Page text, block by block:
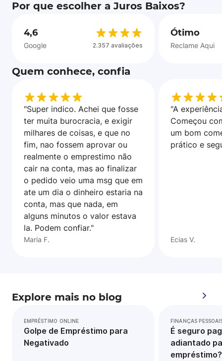
Por que escolher a Juros Baixos?
4,6
Google 2.357 avaliações
Ótimo
Reclame Aqui
Quem conhece, confia
"Super indico. Achei que fosse
ter muita burocracia, e exigir
milhares de coisas, e que no
fim, nao fossem aprovar ou
realmente o emprestimo não
cair na conta, mas ao finalizar
o pedido veio uma msg que em
ate um dia o dinheiro estaria na
conta, mas que nada, em
alguns minutos o valor estava
la. Podem confiar."
Maria F.
"A
Começou
um bom
prático e
Ecias V.
Explore mais no blog
EMPRÉSTIMO ONLINE
Golpe de Empréstimo para
Negativado
FINANÇAS
É seguro
adiantado
empréstimo?